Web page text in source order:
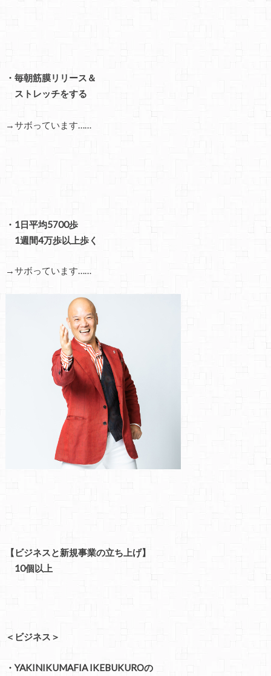
・毎朝筋膜リリース＆
ストレッチをする
→サボっています……
・1日平均5700歩
1週間4万歩以上歩く
→サボっています……
【ビジネスと新規事業の立ち上げ】
10個以上
＜ビジネス＞
・YAKINIKUMAFIA IKEBUKUROの